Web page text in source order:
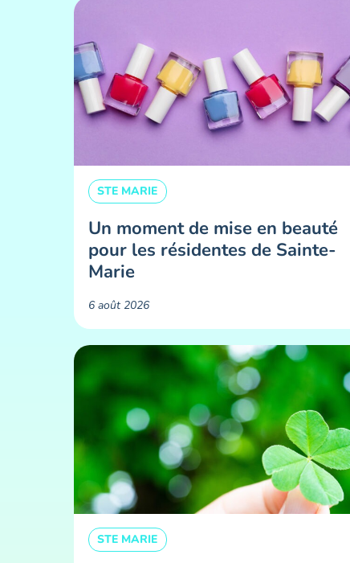
STE MARIE
Un moment de mise en beauté
pour les résidentes de Sainte-
Marie ​
6 août 2026
STE MARIE